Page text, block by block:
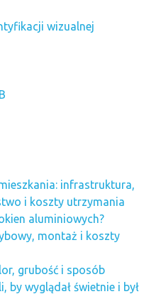
wizualnej
infrastruktura,
i koszty utrzymania
aluminiowych?
montaż i koszty
grubość i sposób
by wyglądał świetnie i był